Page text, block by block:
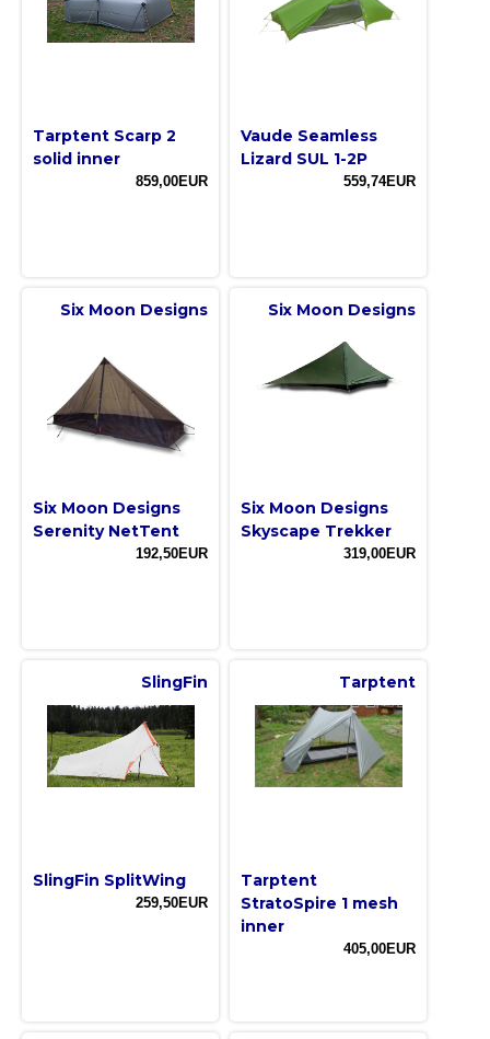
Tarptent Scarp 2
solid inner
859,00EUR
Vaude Seamless
Lizard SUL 1-2P
559,74EUR
Six Moon Designs
Six Moon Designs
Serenity NetTent
192,50EUR
Six Moon Designs
Six Moon Designs
Skyscape Trekker
319,00EUR
SlingFin
SlingFin SplitWing
259,50EUR
Tarptent
Tarptent
StratoSpire 1 mesh
inner
405,00EUR